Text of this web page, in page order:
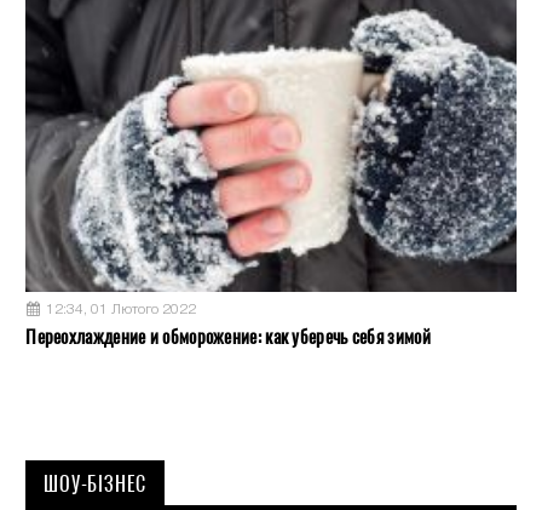
12:34, 01 Лютого 2022
Переохлаждение и обморожение: как уберечь себя зимой
ШОУ-БІЗНЕС